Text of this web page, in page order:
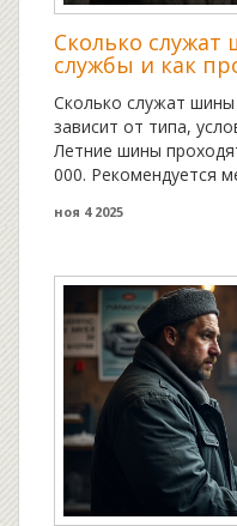
Сколько
службы и как
Сколько служат
зависит от типа,
Летние шины
000. Рекомендуется
ноя 4 2025